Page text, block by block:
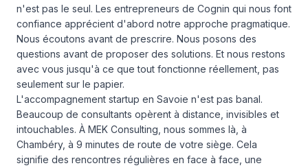
n'est pas le seul. Les entrepreneurs de Cognin qui nous font
confiance apprécient d'abord notre approche pragmatique.
Nous écoutons avant de prescrire. Nous posons des
questions avant de proposer des solutions. Et nous restons
avec vous jusqu'à ce que tout fonctionne réellement, pas
seulement sur le papier.
L'accompagnement startup en Savoie n'est pas banal.
Beaucoup de consultants opèrent à distance, invisibles et
intouchables. À MEK Consulting, nous sommes là, à
Chambéry, à 9 minutes de route de votre siège. Cela
signifie des rencontres régulières en face à face, une